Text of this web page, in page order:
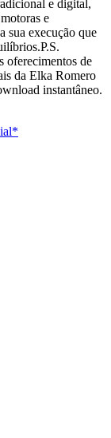
e digital,
e
sua execução que
oferecimentos de
da Elka Romero
instantâneo.